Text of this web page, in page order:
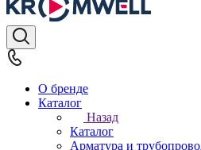
О бренде
Каталог
Назад
Каталог
Арматура и